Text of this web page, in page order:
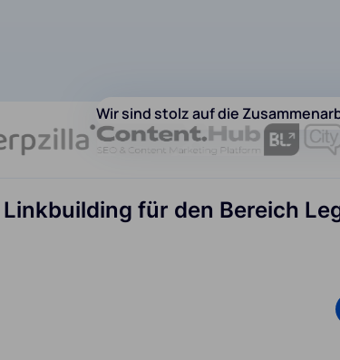
Wir sind stolz auf die
für den Bereich